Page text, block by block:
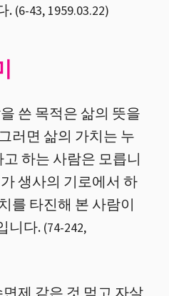
. (6-43, 1959.03.22)
쓴 목적은 삶의 뜻을
러면 삶의 가치는 누
하는 사람은 모릅니
생사의 기로에서 하
를 타진해 본 사람이
니다. (74-242,